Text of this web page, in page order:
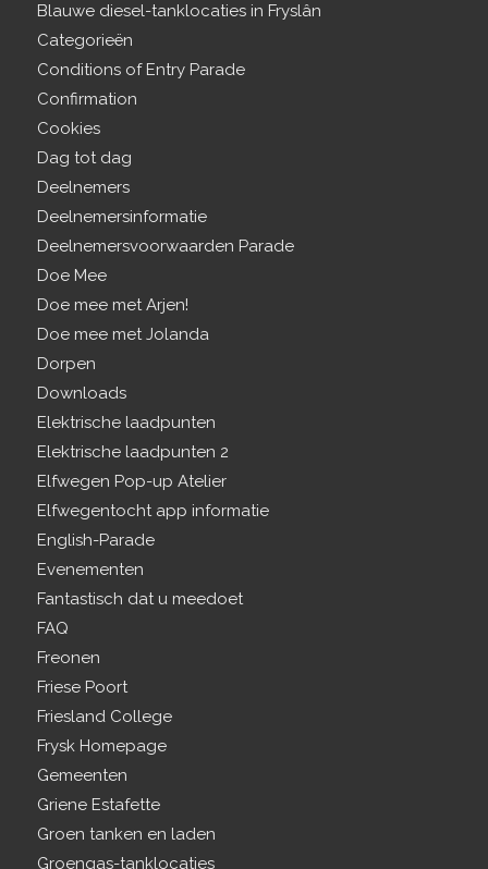
Blauwe diesel-tanklocaties in Fryslân
Categorieën
Conditions of Entry Parade
Confirmation
Cookies
Dag tot dag
Deelnemers
Deelnemersinformatie
Deelnemersvoorwaarden Parade
Doe Mee
Doe mee met Arjen!
Doe mee met Jolanda
Dorpen
Downloads
Elektrische laadpunten
Elektrische laadpunten 2
Elfwegen Pop-up Atelier
Elfwegentocht app informatie
English-Parade
Evenementen
Fantastisch dat u meedoet
FAQ
Freonen
Friese Poort
Friesland College
Frysk Homepage
Gemeenten
Griene Estafette
Groen tanken en laden
Groengas-tanklocaties